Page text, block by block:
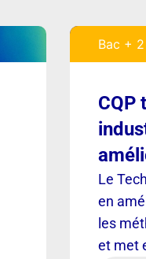
Bac + 2
CQP
Le
en
les
et met